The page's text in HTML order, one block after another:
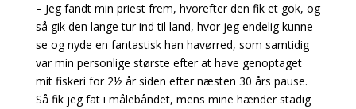
– Jeg fandt min priest frem, hvorefter den fik et gok, og
så gik den lange tur ind til land, hvor jeg endelig kunne
se og nyde en fantastisk han havørred, som samtidig
var min personlige største efter at have genoptaget
mit fiskeri for 2½ år siden efter næsten 30 års pause.
Så fik jeg fat i målebåndet, mens mine hænder stadig